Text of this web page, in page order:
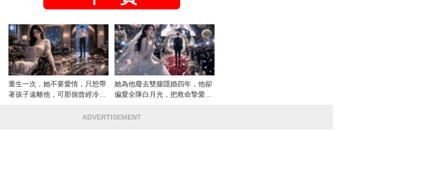
重生一次，她不要愛情，只想帶
著孩子遠離他，可那個曾經冷漠
她為他廢去雙腿隱婚四年，他卻
偏愛全隊白月光，把救命摯愛當
ADVERTISEMENT